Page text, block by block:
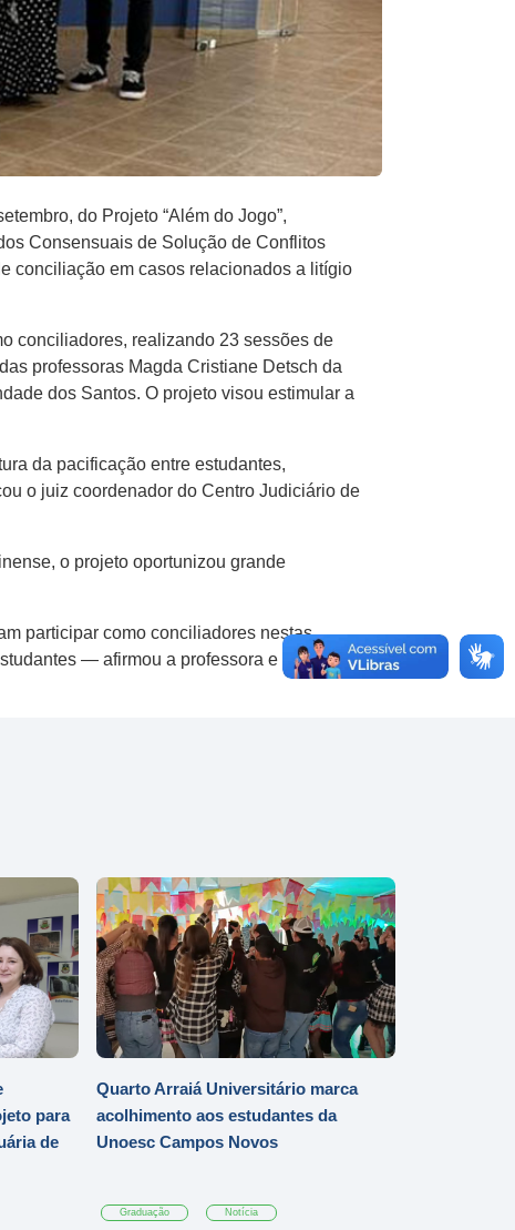
do Projeto “Além do Jogo”,
Consensuais de Solução de Conflitos
conciliação em casos relacionados a litígio
conciliadores, realizando 23 sessões de
professoras Magda Cristiane Detsch da
dos Santos. O projeto visou estimular a
da pacificação entre estudantes,
o juiz coordenador do Centro Judiciário de
o projeto oportunizou grande
participar como conciliadores nestas
— afirmou a professora e também
para
de
Quarto Arraiá Universitário marca
acolhimento aos estudantes da
Unoesc Campos Novos
Graduação Notícia